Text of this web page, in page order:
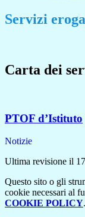
Servizi
Carta dei
PTOF d’Istituto
Notizie
Ultima revisione il
Questo sito o gli
cookie necessari al
COOKIE POLICY.